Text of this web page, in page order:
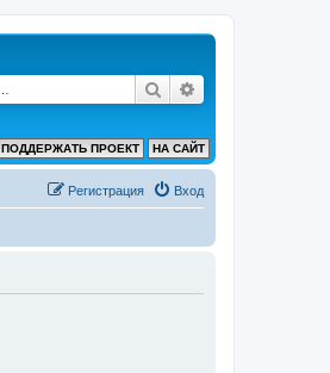
Поиск
НА САЙТ
ПОДДЕРЖАТЬ ПРОЕКТ
Вход
Регистрация